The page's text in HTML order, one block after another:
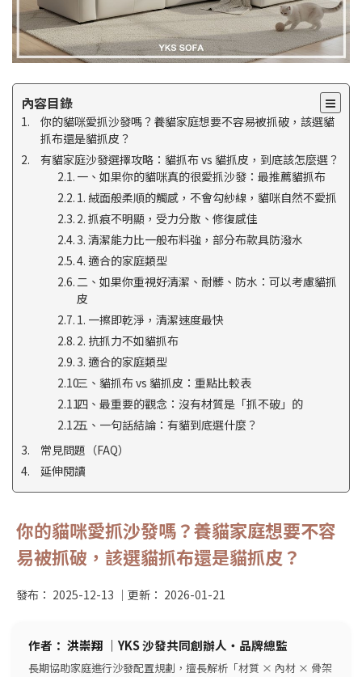
內容目錄
你的貓咪愛抓沙發嗎？養貓家庭想要不容易被抓破，該選貓
抓布還是貓抓皮？
有貓家庭沙發選擇攻略：貓抓布 vs 貓抓皮，到底該怎麼選？
一、如果你的貓咪真的很愛抓沙發：最推薦貓抓布
1. 絨面般柔順的觸感，不會勾紗線，貓咪自然不愛抓
2. 抓痕不明顯，受力分散、修復感佳
3. 清潔能力比一般布料強，部分布款具防潑水
4. 適合的家庭類型
二、如果你重視好清潔、耐髒、防水：可以考慮貓抓
皮
1. 一擦即乾淨，清潔速度最快
2. 抗抓力不如貓抓布
3. 適合的家庭類型
三、貓抓布 vs 貓抓皮：重點比較表
四、最重要的觀念：沒有材質是「抓不破」的
五、一句話結論：有貓到底選什麼？
常見問題（FAQ）
延伸閱讀
你的貓咪愛抓沙發嗎？養貓家庭想要不容
易被抓破，該選貓抓布還是貓抓皮？
發布： 2025-12-13 ｜更新： 2026-01-21
作者： 洪崇翔 ｜YKS 沙發共同創辦人・品牌總監
長期協助家庭進行沙發配置規劃，擅長解析「材質 × 內材 × 骨架